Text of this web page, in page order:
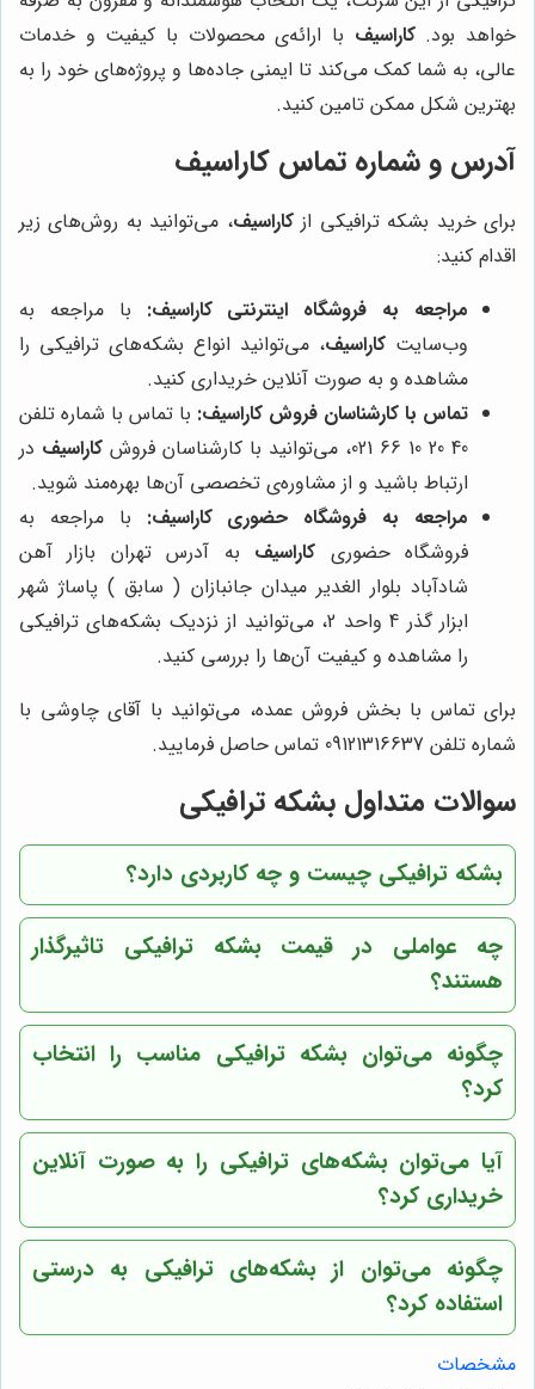
خواهد بود.کاراسیف با ارائه‌ی محصولات با کیفیت و خدمات
عالی، به شما کمک می‌کند تا ایمنی جاده‌ها و پروژه‌های خود را به
بهترین شکل ممکن تامین کنید.
آدرس و شماره تماس کاراسیف
برای خرید بشکه ترافیکی ازکاراسیف، می‌توانید به روش‌های زیر
اقدام کنید:
مراجعه به فروشگاه اینترنتیکاراسیف: با مراجعه به
وب‌سایت کاراسیف، می‌توانید انواع بشکه‌های ترافیکی را
مشاهده و به صورت آنلاین خریداری کنید.
تماس با کارشناسان فروش کاراسیف: با تماس با شماره تلفن
40 20 10 66 021، می‌توانید با کارشناسان فروش
کاراسیف در
ارتباط باشید و از مشاوره‌ی تخصصی آن‌ها بهره‌مند شوید.
مراجعه به فروشگاه حضوریکاراسیف: با مراجعه به
فروشگاه حضوری کاراسیف به آدرس تهران بازار آهن
شادآباد بلوار الغدیر میدان جانبازان ( سابق ) پاساژ شهر
ابزار گذر 4 واحد 2، می‌توانید از نزدیک بشکه‌های ترافیکی
را مشاهده و کیفیت آن‌ها را بررسی کنید.
برای تماس با بخش فروش عمده، می‌توانید با آقای چاوشی با
شماره تلفن 09121316637 تماس حاصل فرمایید.
سوالات متداول بشکه ترافیکی
بشکه ترافیکی چیست و چه کاربردی دارد؟
چه عواملی در قیمت بشکه ترافیکی تاثیرگذار
هستند؟
چگونه می‌توان بشکه ترافیکی مناسب را انتخاب
کرد؟
آیا می‌توان بشکه‌های ترافیکی را به صورت آنلاین
خریداری کرد؟
چگونه می‌توان از بشکه‌های ترافیکی به درستی
استفاده کرد؟
مشخصات